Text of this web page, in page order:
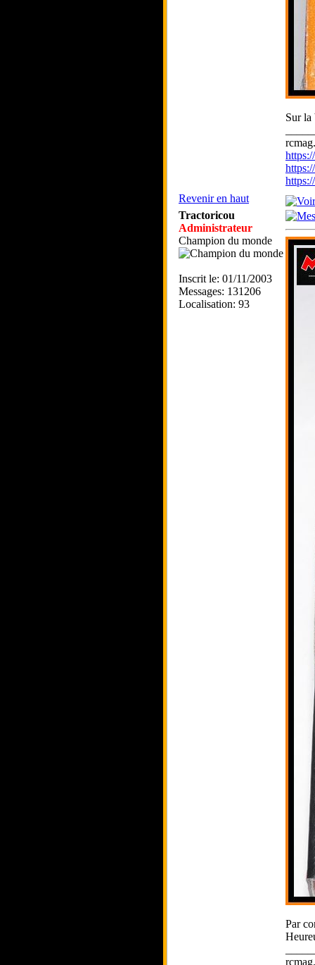
Sur la
Revenir en haut
Tractoricou
Administrateur
Champion du monde
Inscrit le: 01/11/2003
Messages: 131206
Localisation: 93
Par